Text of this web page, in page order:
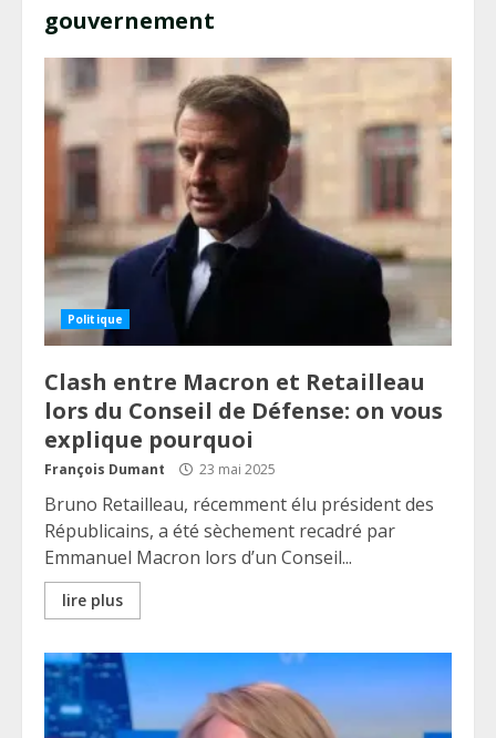
gouvernement
Politique
Clash entre Macron et Retailleau
lors du Conseil de Défense: on vous
explique pourquoi
François Dumant 23 mai 2025
Bruno Retailleau, récemment élu président des
Républicains, a été sèchement recadré par
Emmanuel Macron lors d’un Conseil...
lire plus